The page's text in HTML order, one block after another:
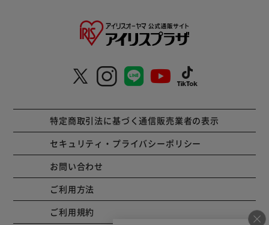
特定商取引法に基づく通信販売業者の表示
セキュリティ・プライバシーポリシー
お問い合わせ
ご利用方法
ご利用規約